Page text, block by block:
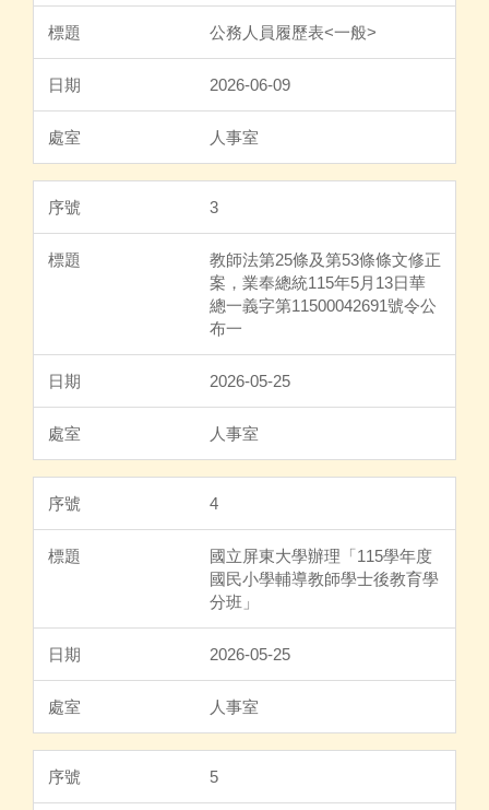
公務人員履歷表<一般>
2026-06-09
人事室
3
教師法第25條及第53條條文修正
案，業奉總統115年5月13日華
總一義字第11500042691號令公
布一
2026-05-25
人事室
4
國立屏東大學辦理「115學年度
國民小學輔導教師學士後教育學
分班」
2026-05-25
人事室
5